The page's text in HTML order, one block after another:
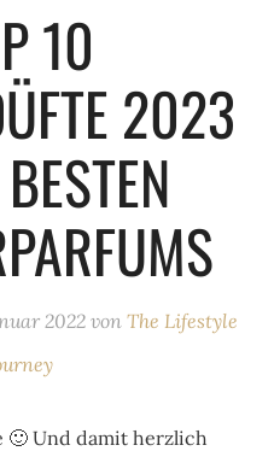
10
2023
2022von The Lifestyle
🙂 Und damit herzlich